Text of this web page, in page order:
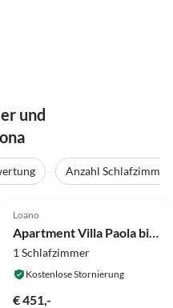
und
Anzahl Schlafzimmer
Top-Inserat
Loano
1 Schlafzimmer
Kostenlose Stornierung
€ 451,-